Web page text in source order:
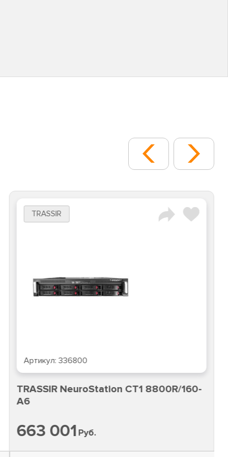
TRASSIR
Артикул:336800
TRASSIR NeuroStation CT1 8800R/160-
A6
663 001Руб.